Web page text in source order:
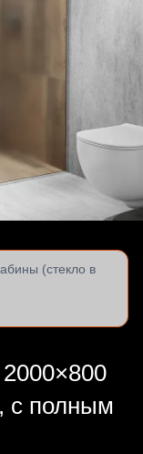
(стекло в
с полным